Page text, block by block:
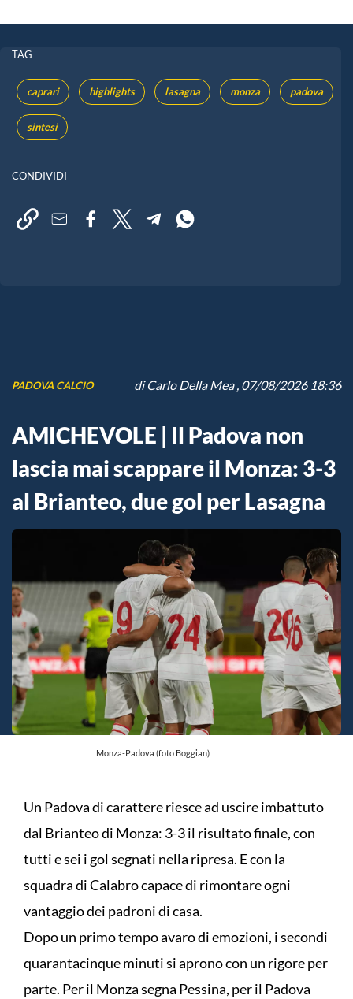
TAG
caprari highlights lasagna monza padova
sintesi
CONDIVIDI
PADOVA CALCIO diCarlo Della Mea, 07/08/2026 18:36
AMICHEVOLE | Il Padova non
lascia mai scappare il Monza: 3-3
al Brianteo, due gol per Lasagna
Monza-Padova (foto Boggian)
Un Padova di carattere riesce ad uscire imbattuto
dal Brianteo di Monza: 3-3 il risultato finale, con
tutti e sei i gol segnati nella ripresa. E con la
squadra di Calabro capace di rimontare ogni
vantaggio dei padroni di casa.
Dopo un primo tempo avaro di emozioni, i secondi
quarantacinque minuti si aprono con un rigore per
parte. Per il Monza segna Pessina, per il Padova